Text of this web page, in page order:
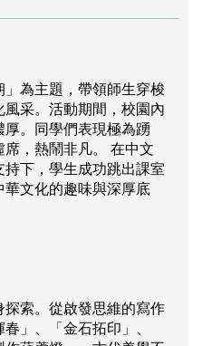
為主題，帶領師生穿梭
采。活動期間，校園內
。同學們表現極為踴
，熱鬧非凡。 在中文
下，學生成功跳出課室
文化的趣味與深厚底
索。從啟發思維的寫作
」、「金石拓印」、